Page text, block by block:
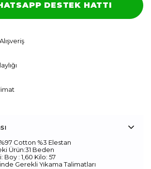
DESTEK HATTI
Cotton %3 Elestan
Ürün:31 Beden
: 1,60 Kilo: 57
Gerekli Yıkama Talimatları